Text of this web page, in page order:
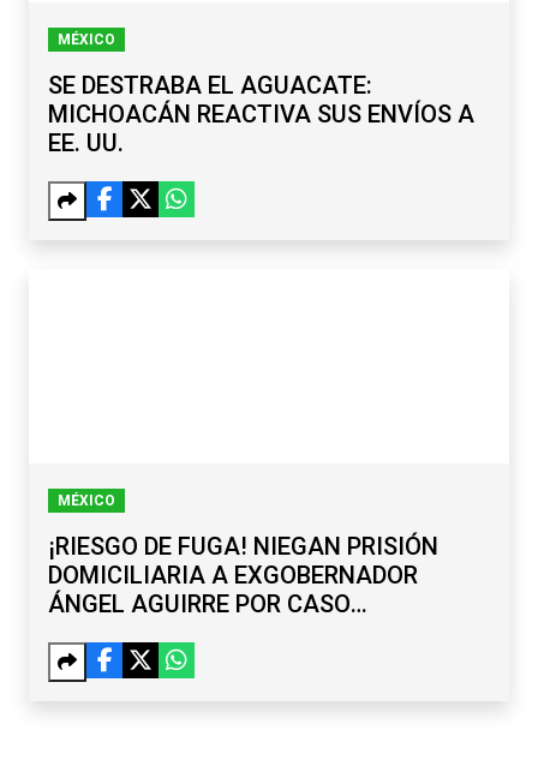
MÉXICO
SE DESTRABA EL AGUACATE:
MICHOACÁN REACTIVA SUS ENVÍOS A
EE. UU.
MÉXICO
¡RIESGO DE FUGA! NIEGAN PRISIÓN
DOMICILIARIA A EXGOBERNADOR
ÁNGEL AGUIRRE POR CASO